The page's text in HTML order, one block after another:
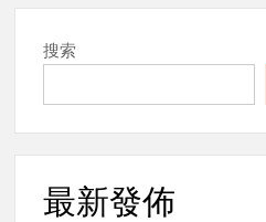
搜索
最新發佈